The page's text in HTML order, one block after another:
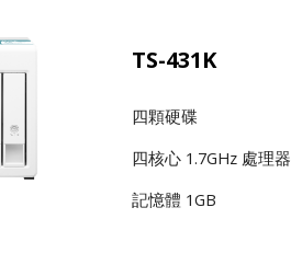
TS-431K
四顆硬碟
四核心 1.7GHz 處理器
記憶體 1GB